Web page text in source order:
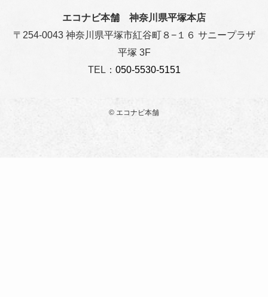
エコナビ本舗 神奈川県平塚本店
〒254-0043 神奈川県平塚市紅谷町８−１６ サニープラザ
平塚 3F
TEL： 050-5530-5151
© エコナビ本舗